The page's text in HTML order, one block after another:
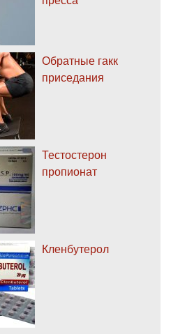
Обратные гакк
приседания
Тестостерон
пропионат
Кленбутерол